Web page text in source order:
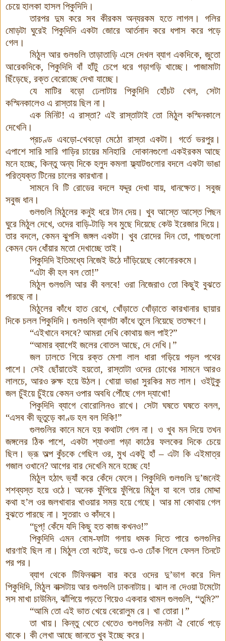
চেয়ে হালকা হাসল পিকুদিদি।
তারপর দুম করে সব কীরকম অন্যরকম হতে লাগল ।
গলির
মোড়টা ঘুরেই পিকুদিদি একটা জোরে আর্তনাদ করে ধপাস করে পড়ে
গেল ।
মিঠুল আর গুলগুলি তাড়াতাড়ি এসে দেখল ব্যাগ একদিকে, জুতো
আরেকদিকে,পিকুদিদি বাঁ হাঁটু চেপে ধরে গড়াগড়ি খাচ্ছে।
পাজামাটা
ছিঁড়েছে, রক্ত বেরোচ্ছে দেখা যাচ্ছে।
যে মাটির বড়ো ঢেলাটায় পিকুদিদি হোঁচট খেল, সেটা
কস্মিনকালেও এ রাস্তায় ছিল না।
এক মিনিট! এ রাস্তা? এই রাস্তাটাই তো মিঠুল কস্মিনকালে
দেখেনি।
প্রচণ্ড এবড়ো-খেবড়ো মেঠো রাস্তা একটা। গর্তে ভরপুর।
এপাশে সারি সারি গাড়ির চায়ের মনিহারি দোকানগুলো একইরকম আছে
মনে হচ্ছে, কিন্তু অন্য দিকে হলুদ কমলা ফ্ল্যাটগুলোর বদলে একটা ভাঙা
পরিত্যক্ত টিনের চালের কারখানা।
সামনে বি টি রোডের বদলে যদ্দূর দেখা যায়, ধানক্ষেত। সবুজ
সবুজ ধান।
গুলগুলি মিঠুলের কনুই ধরে টান দেয়। খুব আস্তে আস্তে পিছন
ঘুরে মিঠুল দেখে, ওদের বাড়ি-টাড়ি সব মুছে দিয়েছে কেউ ইরেজার দিয়ে।
তার বদলে, কেমন ঝুপসি জঙ্গল একটা। খুব রোদের দিন তো, গাছগুলো
কেমন যেন ধোঁয়ার মতো দেখাচ্ছে তাই।
পিকুদিদি ইতিমধ্যে নিজেই উঠে দাঁড়িয়েছে কোনোরকমে।
“এটা কী হল বল তো!”
মিঠুল গুলগুলি আর কী বলবে! ওরা নিজেরাও তো কিছুই বুঝতে
পারছে না।
মিঠুলের কাঁধে হাত রেখে, খোঁড়াতে খোঁড়াতে কারখানার ছায়ার
দিকে চলল পিকুদিদি। গুলগুলি ব্যাগটা কাঁধে তুলে নিয়েছে ততক্ষণে।
“এইখানে বসবে? আমরা দেখি কোথায় জল পাই?”
“আমার ব্যাগেই জলের বোতল আছে, দে দেখি।”
জল ঢালতে গিয়ে রক্ত মেশা লাল ধারা গড়িয়ে পড়ল পথের
পাশে। সেই ছোঁয়াতেই হয়তো, রাস্তাটা ওদের চোখের সামনে আরও
লালচে, আরও রুক্ষ হয়ে উঠল। খোয়া ভাঙা সুরকির মত লাল। ওইটুকু
জল চুঁইয়ে চুঁইয়ে কেমন ওপার অবধি পৌঁছে গেল দ্যাখো!
পিকুদিদি ব্যাগে বোরোলিনও রাখে। সেটা ঘষতে ঘষতে বলল,
“এসব কী ভূতুড়ে কাণ্ড হল বল দিকি!”
গুলগুলির কানে মনে হয় কথাটা গেল না। ও খুব মন দিয়ে তখন
জঙ্গলের ঠিক পাশে, একটা শ্যাওলা পড়া কাঠের ফলকের দিকে চেয়ে
ছিল। ভ্রূ অল্প কুঁচকে গেছিল ওর, মুখ একটু হাঁ – এটা কি এইমাত্র
গজাল ওখানে? আগের বার দেখেনি মনে হচ্ছে যে!
মিঠুল হঠাৎ ভ্যাঁ করে কেঁদে ফেলে। পিকুদিদি গুলগুলি দু’জনেই
শশব্যস্ত হয়ে ওঠে। অনেক ফুঁপিয়ে ফুঁপিয়ে মিঠুল যা বলে তার মোদ্দা
কথা হ’ল ওর জলখাবার খাওয়ার সময় হয়ে গেছে। আর মা কোথায় গেল
বুঝতে পারছে না। সুতরাং ও কাঁদবে।
“চুপ্‌! কেঁদে যদি কিছু হত কাজ কখনও!”
পিকুদিদি এমন বোম-ফাটা গলায় ধমক দিতে পারে গুলগুলির
ধারণাই ছিল না। মিঠুল তো বটেই, ভয়ে ও-ও ঢোঁক গিলে ফেলল তিনটে
পর পর।
ব্যাগ থেকে টিফিনবাক্স বার করে ওদের দু’ভাগ করে দিল
পিকুদিদি, মিঠুল বাক্সটায় আর গুলগুলি ঢাকনাটায়। ঝাল না দেওয়া টমেটো
সস মাখা চাউমিন, ঝাঁপিয়ে পড়তে গিয়েও একবার থামল গুলগুলি, “তুমি?”
“আমি তো এই ভাত খেয়ে বেরোলুম রে। খা তোরা।”
তা খায়। কিন্তু খেতে খেতেও গুলগুলির মনটা ঐ বোর্ডে পড়ে
থাকে। কী লেখা আছে জানতে খুব ইচ্ছে করে।